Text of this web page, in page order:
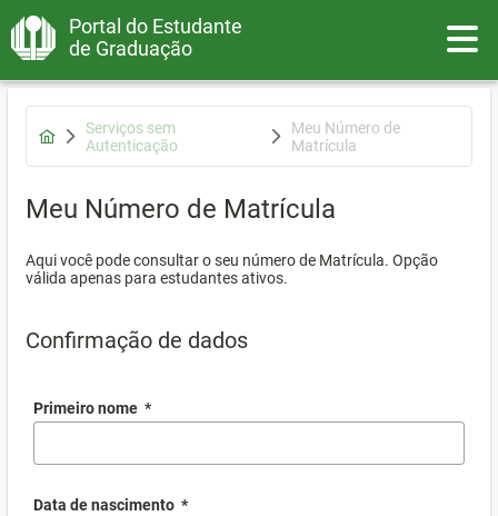
Portal do Estudante
de Graduação
Serviços sem
Autenticação
Meu Número de
Matrícula
Meu Número de Matrícula
Aqui você pode consultar o seu número de Matrícula. Opção
válida apenas para estudantes ativos.
Confirmação de dados
Primeiro nome *
Data de nascimento *